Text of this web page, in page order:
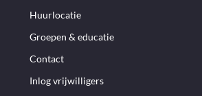
Huurlocatie
Groepen & educatie
Contact
Inlog vrijwilligers